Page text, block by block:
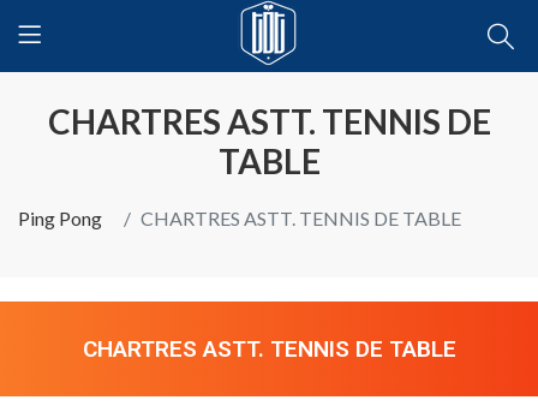
CHARTRES ASTT. TENNIS DE
TABLE
Ping Pong CHARTRES ASTT. TENNIS DE TABLE
CHARTRES ASTT. TENNIS DE TABLE